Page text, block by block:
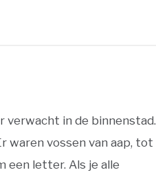
verwacht in de binnenstad.
waren vossen van aap, tot
een letter. Als je alle